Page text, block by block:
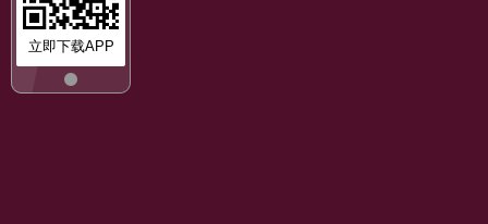
立即下载APP